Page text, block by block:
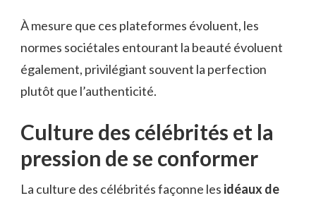
À mesure que ces plateformes évoluent, les
normes sociétales entourant la beauté évoluent
également, privilégiant souvent la perfection
plutôt que l’authenticité.
Culture des célébrités et la
pression de se conformer
La culture des célébrités façonne les idéaux de